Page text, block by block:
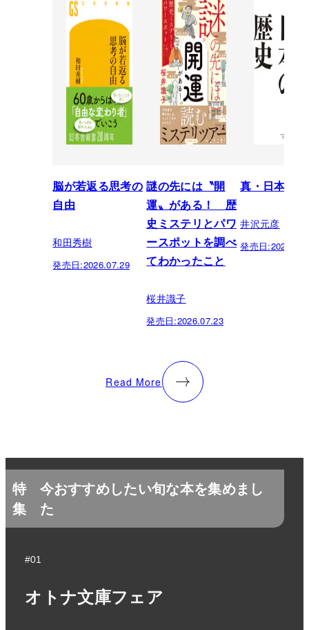
脳が若返る思考の
自由
和田秀樹
発売日:2026.07.29
謎の先には〝開
運〟がある！ 歴
史ミステリとパワ
ースポットを調べ
てわかったこと
桜井識子
発売日:2026.07.23
真・日本の
井沢元彦
発売日:
Read More
特
集
今おすすめしたい旬な本を集めまし
た
#01
オトナ文庫フェア